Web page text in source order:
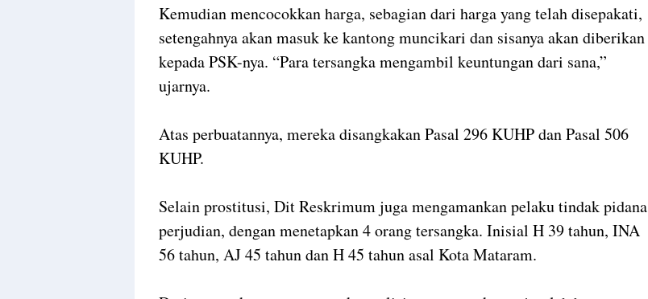
Kemudian mencocokkan harga, sebagian dari harga yang telah disepakati,
setengahnya akan masuk ke kantong muncikari dan sisanya akan diberikan
kepada PSK-nya. “Para tersangka mengambil keuntungan dari sana,”
ujarnya.
Atas perbuatannya, mereka disangkakan Pasal 296 KUHP dan Pasal 506
KUHP.
Selain prostitusi, Dit Reskrimum juga mengamankan pelaku tindak pidana
perjudian, dengan menetapkan 4 orang tersangka. Inisial H 39 tahun, INA
56 tahun, AJ 45 tahun dan H 45 tahun asal Kota Mataram.